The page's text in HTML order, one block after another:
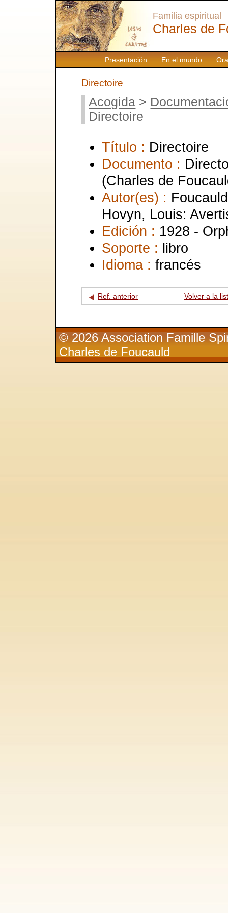
Presentación En el mundo
Familia espiritual
Charles de
Directoire
Acogida >
Directoire
Título : Directoire
Documento :
(Charles de
Autor(es) :
Hovyn, Louis:
Edición : 1928 -
Soporte : libro
Idioma : francés
Ref. anterior Volver a la
© 2026 Association Famille
Charles de Foucauld